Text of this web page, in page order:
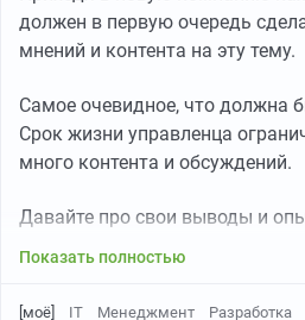
должен в первую очередь
мнений и контента на эту тему.
Самое очевидное, что должна
Срок жизни управленца
много контента и обсуждений.
Давайте про свои выводы и
Показать полностью
[моё] IT Менеджмент Разработка